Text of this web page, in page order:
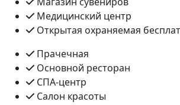
Медицинский центр
Открытая охраняемая
Прачечная
Основной ресторан
СПА-центр
Салон красоты